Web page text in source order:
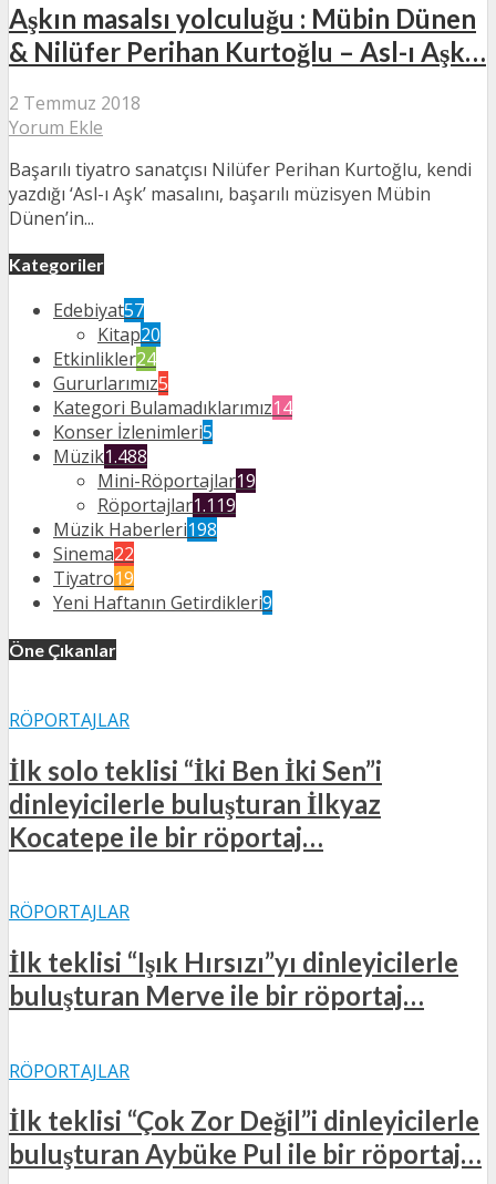
Aşkın masalsı yolculuğu : Mübin Dünen
& Nilüfer Perihan Kurtoğlu – Asl-ı Aşk…
2 Temmuz 2018
Yorum Ekle
Başarılı tiyatro sanatçısı Nilüfer Perihan Kurtoğlu, kendi
yazdığı ‘Asl-ı Aşk’ masalını, başarılı müzisyen Mübin
Dünen’in...
Kategoriler
Edebiyat57
Kitap20
Etkinlikler24
Gururlarımız5
Kategori Bulamadıklarımız14
Konser İzlenimleri5
Müzik1.488
Mini-Röportajlar19
Röportajlar1.119
Müzik Haberleri198
Sinema22
Tiyatro19
Yeni Haftanın Getirdikleri9
Öne Çıkanlar
RÖPORTAJLAR
İlk solo teklisi “İki Ben İki Sen”i
dinleyicilerle buluşturan İlkyaz
Kocatepe ile bir röportaj…
RÖPORTAJLAR
İlk teklisi “Işık Hırsızı”yı dinleyicilerle
buluşturan Merve ile bir röportaj…
RÖPORTAJLAR
İlk teklisi “Çok Zor Değil”i dinleyicilerle
buluşturan Aybüke Pul ile bir röportaj…